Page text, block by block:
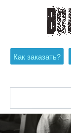
Как заказать?